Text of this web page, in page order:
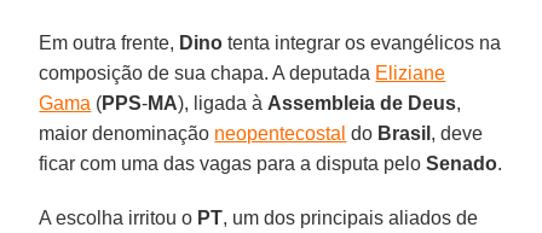
Em outra frente, Dino tenta integrar os evangélicos na
composição de sua chapa. A deputada Eliziane
Gama (PPS-MA), ligada à Assembleia de Deus,
maior denominação neopentecostal do Brasil , deve
ficar com uma das vagas para a disputa peloSenado.
A escolha irritou o PT, um dos principais aliados de